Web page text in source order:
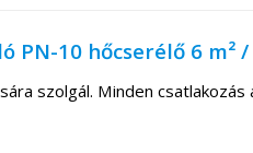
10 hőcserélő 6 m² /
szolgál. Minden